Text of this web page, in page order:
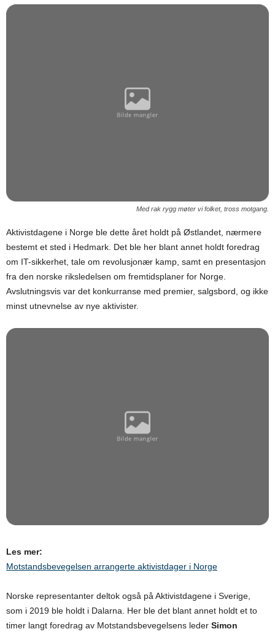
Med rak rygg møter vi folket, tross motgang.
Aktivistdagene i Norge ble dette året holdt på Østlandet, nærmere
bestemt et sted i Hedmark. Det ble her blant annet holdt foredrag
om IT-sikkerhet, tale om revolusjonær kamp, samt en presentasjon
fra den norske riksledelsen om fremtidsplaner for Norge.
Avslutningsvis var det konkurranse med premier, salgsbord, og ikke
minst utnevnelse av nye aktivister.
Les mer:
Motstandsbevegelsen arrangerte aktivistdager i Norge
Norske representanter deltok også på Aktivistdagene i Sverige,
som i 2019 ble holdt i Dalarna. Her ble det blant annet holdt et to
timer langt foredrag av Motstandsbevegelsens leder Simon